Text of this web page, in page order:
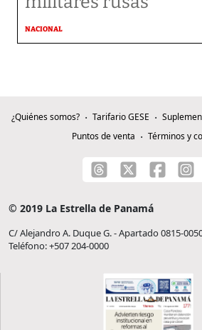
NACIONAL
¿Quiénes somos? Tarifario GESE
Puntos de venta
Términos y
© 2019 La Estrella de Panamá
C/ Alejandro A. Duque G. - Apartado 0815-
Teléfono: +507 204-0000